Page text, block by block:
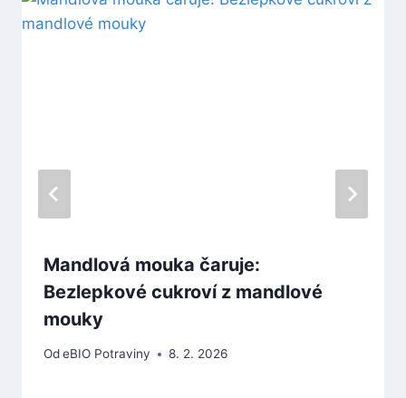
Mandlová mouka čaruje:
Bezlepkové cukroví z mandlové
mouky
OdeBIO Potraviny 8. 2. 2026